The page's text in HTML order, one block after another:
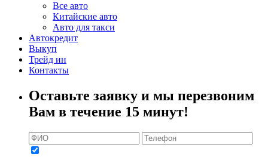
Все авто
Китайские авто
Авто для такси
Автокредит
Выкуп
Трейд ин
Контакты
Оставьте заявку и мы перезвоним
Вам в течение 15 минут!